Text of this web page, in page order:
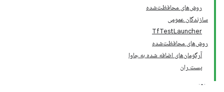
روش‌های محافظت‌شده
سازندگان عمومی
TfTestLauncher
روش‌های محافظت‌شده
آرگومان‌های اضافه شده به جاوا
پست ران